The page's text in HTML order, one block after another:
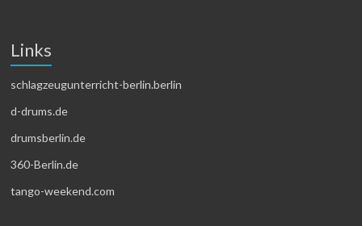
Links
schlagzeugunterricht-berlin.berlin
d-drums.de
drumsberlin.de
360-Berlin.de
tango-weekend.com